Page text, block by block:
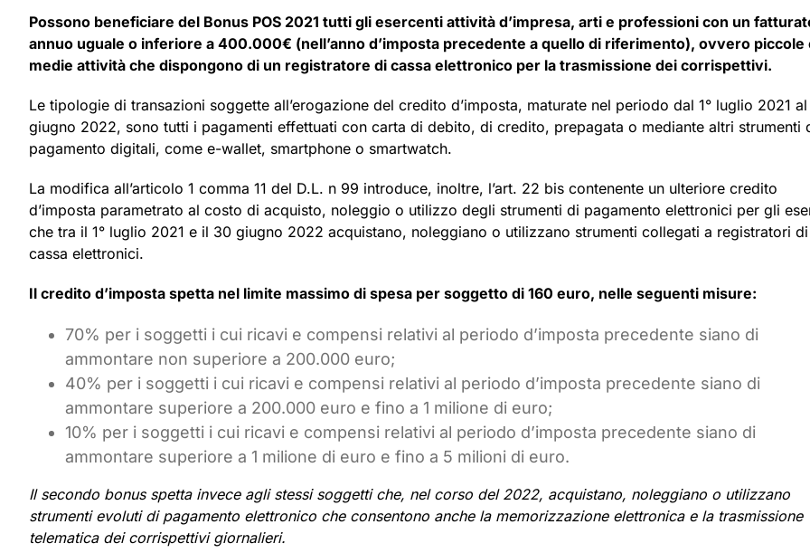
Possono beneficiare del Bonus POS 2021 tutti gli esercenti attività d’impresa, arti e professioni con un
annuo uguale o inferiore a 400.000€ (nell’anno d’imposta precedente a quello di riferimento), ovvero piccole
medie attività che dispongono di un registratore di cassa elettronico per la trasmissione dei corrispettivi.
Le tipologie di transazioni soggette all’erogazione del credito d’imposta, maturate nel periodo dal 1° luglio 2021
giugno 2022, sono tutti i pagamenti effettuati con carta di debito, di credito, prepagata o mediante altri strumenti
pagamento digitali, come e-wallet, smartphone o smartwatch.
La modifica all’articolo 1 comma 11 del D.L. n 99 introduce, inoltre, l’art. 22 bis contenente un ulteriore credito
d’imposta parametrato al costo di acquisto, noleggio o utilizzo degli strumenti di pagamento elettronici per gli
che tra il 1° luglio 2021 e il 30 giugno 2022 acquistano, noleggiano o utilizzano strumenti collegati a registratori di
cassa elettronici.
Il credito d’imposta spetta nel limite massimo di spesa per soggetto di 160 euro, nelle seguenti misure:
70% per i soggetti i cui ricavi e compensi relativi al periodo d’imposta precedente siano di
ammontare non superiore a 200.000 euro;
40% per i soggetti i cui ricavi e compensi relativi al periodo d’imposta precedente siano di
ammontare superiore a 200.000 euro e fino a 1 milione di euro;
10% per i soggetti i cui ricavi e compensi relativi al periodo d’imposta precedente siano di
ammontare superiore a 1 milione di euro e fino a 5 milioni di euro.
Il secondo bonus spetta invece agli stessi soggetti che, nel corso del 2022, acquistano, noleggiano o utilizzano
strumenti evoluti di pagamento elettronico che consentono anche la memorizzazione elettronica e la trasmissione
telematica dei corrispettivi giornalieri.